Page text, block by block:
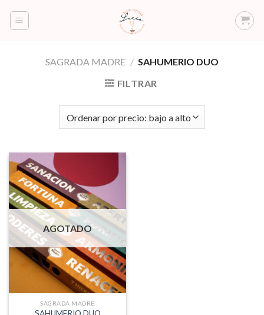
SAGRADA MADRE / SAHUMERIO DUO
FILTRAR
AGOTADO
SAGRADA MADRE